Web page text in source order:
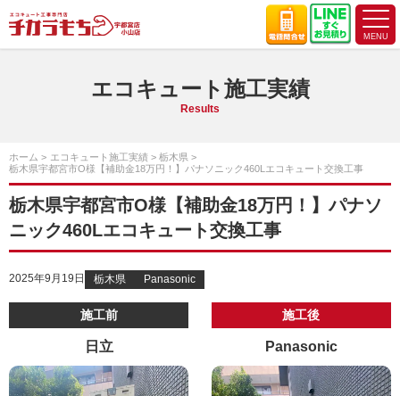
エコキュート施工実績
Results
ホーム エコキュート施工実績
栃木県
栃木県宇都宮市O様【補助金18万円！】パナソニック460Lエコキュート交換工事
栃木県宇都宮市O様【補助金18万円！】パナソ
ニック460Lエコキュート交換工事
2025年9月19日 栃木県 Panasonic
施工前
日立
施工後
Panasonic